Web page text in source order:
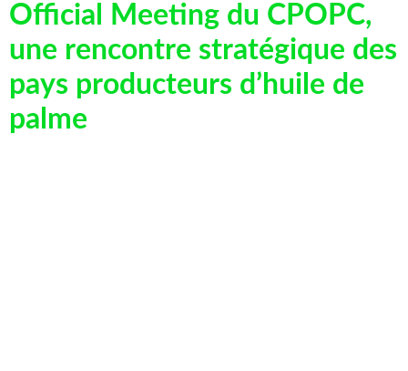
Official Meeting du CPOPC,
une rencontre stratégique des
pays producteurs d’huile de
palme